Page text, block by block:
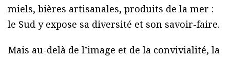
miels, bières artisanales, produits de la mer :
le Sud y expose sa diversité et son savoir-faire.
Mais au-delà de l’image et de la convivialité, la